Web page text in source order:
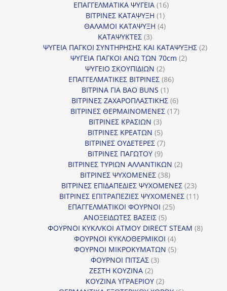
ΕΠΑΓΓΕΛΜΑΤΙΚΑ ΨΥΓΕΙΑ 1616
ΒΙΤΡΙΝΕΣ ΚΑΤΑΨΥΞΗ 11
προϊόν
ΘΑΛΑΜΟΙ ΚΑΤΑΨΥΞΗ 44
ΚΑΤΑΨΥΚΤΕΣ 33
προϊόντα
ΨΥΓΕΙΑ ΠΑΓΚΟΙ ΣΥΝΤΗΡΗΣΗΣ ΚΑΙ ΚΑΤΑΨΥΞΗΣ 22
ΨΥΓΕΙΑ ΠΑΓΚΟΙ ΑΝΩ ΤΩΝ 70cm 22
ΨΥΓΕΙΟ ΣΚΟΥΠΙΔΙΩΝ 22
προϊόντα
ΕΠΑΓΓΕΛΜΑΤΙΚΕΣ ΒΙΤΡΙΝΕΣ 8686
ΒΙΤΡΙΝΑ ΓΙΑ BAO BUNS 11
προϊόν
ΒΙΤΡΙΝΕΣ ΖΑΧΑΡΟΠΛΑΣΤΙΚΗΣ 66
προϊόντα
ΒΙΤΡΙΝΕΣ ΘΕΡΜΑΙΝΟΜΕΝΕΣ 1717
ΒΙΤΡΙΝΕΣ ΚΡΑΣΙΩΝ 33
προϊόντα
ΒΙΤΡΙΝΕΣ ΚΡΕΑΤΩΝ 55
προϊόντα
ΒΙΤΡΙΝΕΣ ΟΥΔΕΤΕΡΕΣ 77
ΒΙΤΡΙΝΕΣ ΠΑΓΩΤΟΥ 99
προϊόντα
ΒΙΤΡΙΝΕΣ ΤΥΡΙΩΝ ΑΛΛΑΝΤΙΚΩΝ 22
ΒΙΤΡΙΝΕΣ ΨΥΧΟΜΕΝΕΣ 3838
προϊόντα
ΒΙΤΡΙΝΕΣ ΕΠΙΔΑΠΕΔΙΕΣ ΨΥΧΟΜΕΝΕΣ 2323
προϊόντα
ΒΙΤΡΙΝΕΣ ΕΠΙΤΡΑΠΕΖΙΕΣ ΨΥΧΟΜΕΝΕΣ 1111
ΕΠΑΓΓΕΛΜΑΤΙΚΟΙ ΦΟΥΡΝΟΙ 2525
ΑΝΟΞΕΙΔΩΤΕΣ ΒΑΣΕΙΣ 55
προϊόντα
ΦΟΥΡΝΟΙ ΚΥΚΛ/ΚΟΙ ΑΤΜΟΥ DIRECT STEAM 88
ΦΟΥΡΝΟΙ ΚΥΚΛΟΘΕΡΜΙΚΟΙ 44
προϊόντα
ΦΟΥΡΝΟΙ ΜΙΚΡΟΚΥΜΑΤΩΝ 55
ΦΟΥΡΝΟΙ ΠΙΤΣΑΣ 33
ΖΕΣΤΗ ΚΟΥΖΙΝΑ 22
προϊόντα
ΚΟΥΖΙΝΑ ΥΓΡΑΕΡΙΟΥ 22